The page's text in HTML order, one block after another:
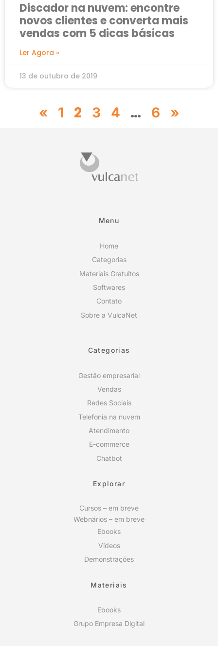
Discador na nuvem: encontre
novos clientes e converta mais
vendas com 5 dicas básicas
Ler Agora »
13 de outubro de 2019
« 1 2 3 4 … 6 »
Menu
Home
Categorias
Materiais Gratuitos
Softwares
Contato
Sobre a VulcaNet
Categorias
Gestão empresarial
Vendas
Redes Sociais
Telefonia na nuvem
Atendimento
E-commerce
Chatbot
Explorar
Cursos – em breve
Webnários – em breve
Ebooks
Vídeos
Demonstrações
Materiais
Ebooks
Grupo Empresa Digital